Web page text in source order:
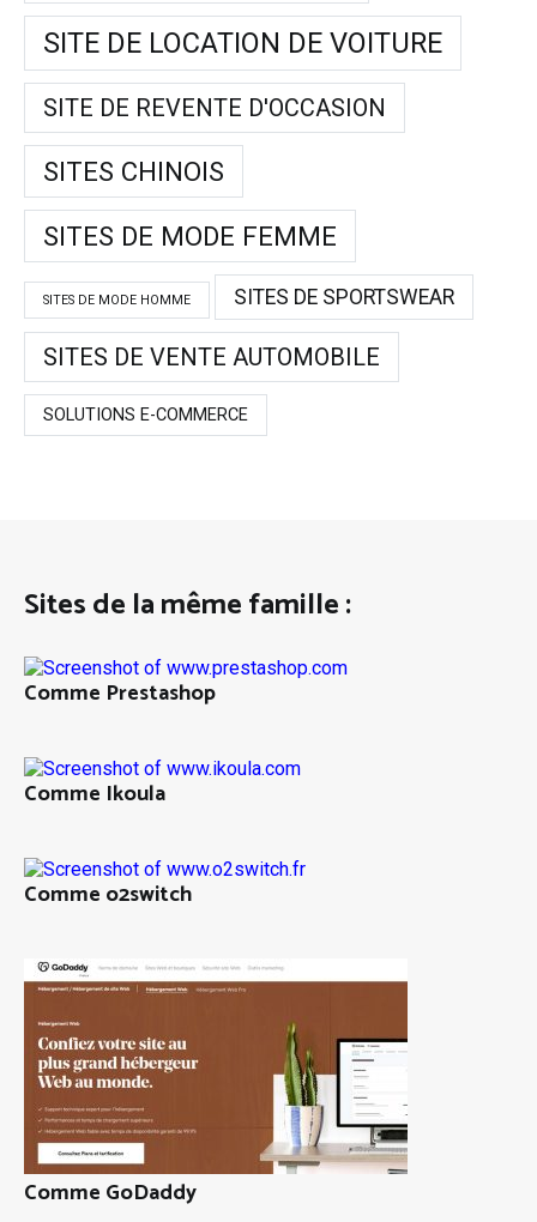
SITE DE LOCATION DE VOITURE
SITE DE REVENTE D'OCCASION
SITES CHINOIS
SITES DE MODE FEMME
SITES DE MODE HOMME SITES DE SPORTSWEAR
SITES DE VENTE AUTOMOBILE
SOLUTIONS E-COMMERCE
Sites de la même famille :
Comme Prestashop
Comme Ikoula
Comme o2switch
Comme GoDaddy